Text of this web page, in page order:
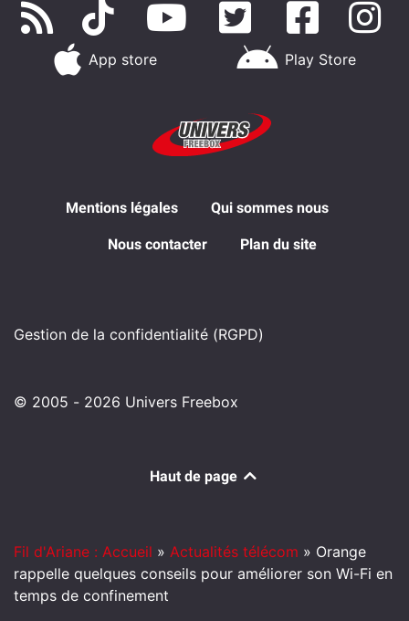
App store Play Store
Mentions légales Qui sommes nous
Nous contacter Plan du site
Gestion de la confidentialité (RGPD)
© 2005 - 2026 Univers Freebox
Haut de page
Fil d'Ariane : Accueil » Actualités télécom » Orange
rappelle quelques conseils pour améliorer son Wi-Fi en
temps de confinement